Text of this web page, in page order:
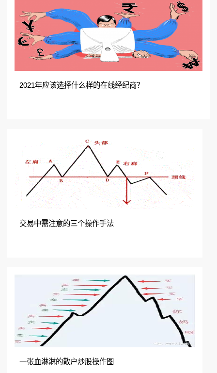
2021年应该选择什么样的在线经纪商？
交易中需注意的三个操作手法
一张血淋淋的散户炒股操作图